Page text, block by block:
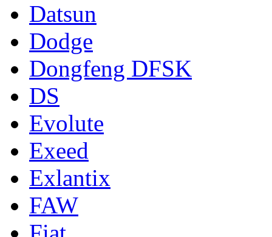
Datsun
Dodge
Dongfeng DFSK
DS
Evolute
Exeed
Exlantix
FAW